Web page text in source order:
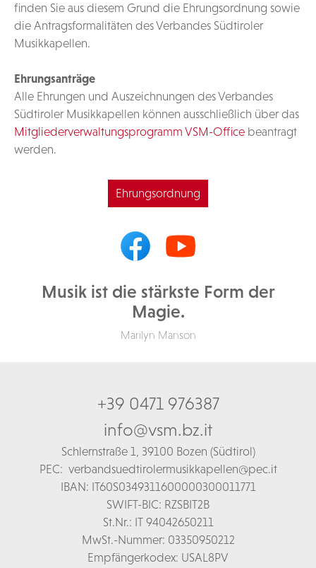
finden Sie aus diesem Grund die Ehrungsordnung sowie
die Antragsformalitäten des Verbandes Südtiroler
Musikkapellen.
Ehrungsanträge
Alle Ehrungen und Auszeichnungen des Verbandes
Südtiroler Musikkapellen können ausschließlich über das
Mitgliederverwaltungsprogramm VSM-Office beantragt
werden.
Ehrungsordnung
Musik ist die stärkste Form der
Magie.
Marilyn Manson
+39 0471 976387
info@vsm.bz.it
Schlernstraße 1, 39100 Bozen (Südtirol)
PEC: verbandsuedtirolermusikkapellen@pec.it
IBAN: IT60S0349311600000300011771
SWIFT-BIC: RZSBIT2B
St.Nr.: IT 94042650211
MwSt.-Nummer: 03350950212
Empfängerkodex: USAL8PV